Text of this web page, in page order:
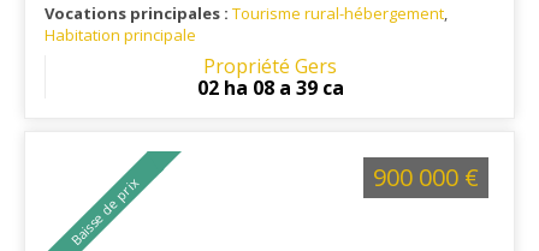
Vocations principales : Tourisme rural-hébergement,
Habitation principale
Propriété Gers
02 ha 08 a 39 ca
Baisse de prix 900 000 €